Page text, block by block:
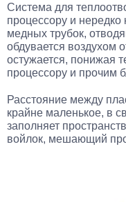
Система для
процессору и нередко
медных трубок,
обдувается воздухом
остужается, понижая
процессору и прочим
Расстояние между
крайне маленькое, в
заполняет
войлок, мешающий